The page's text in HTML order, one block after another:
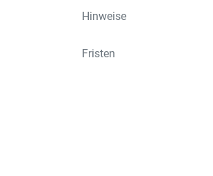
Hinweise
Fristen